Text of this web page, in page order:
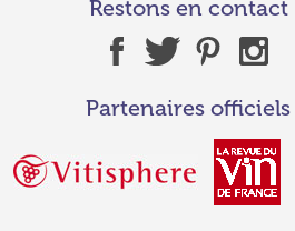
Restons en contact
Partenaires officiels